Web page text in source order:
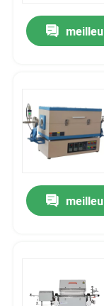
À la maison
Vidéos